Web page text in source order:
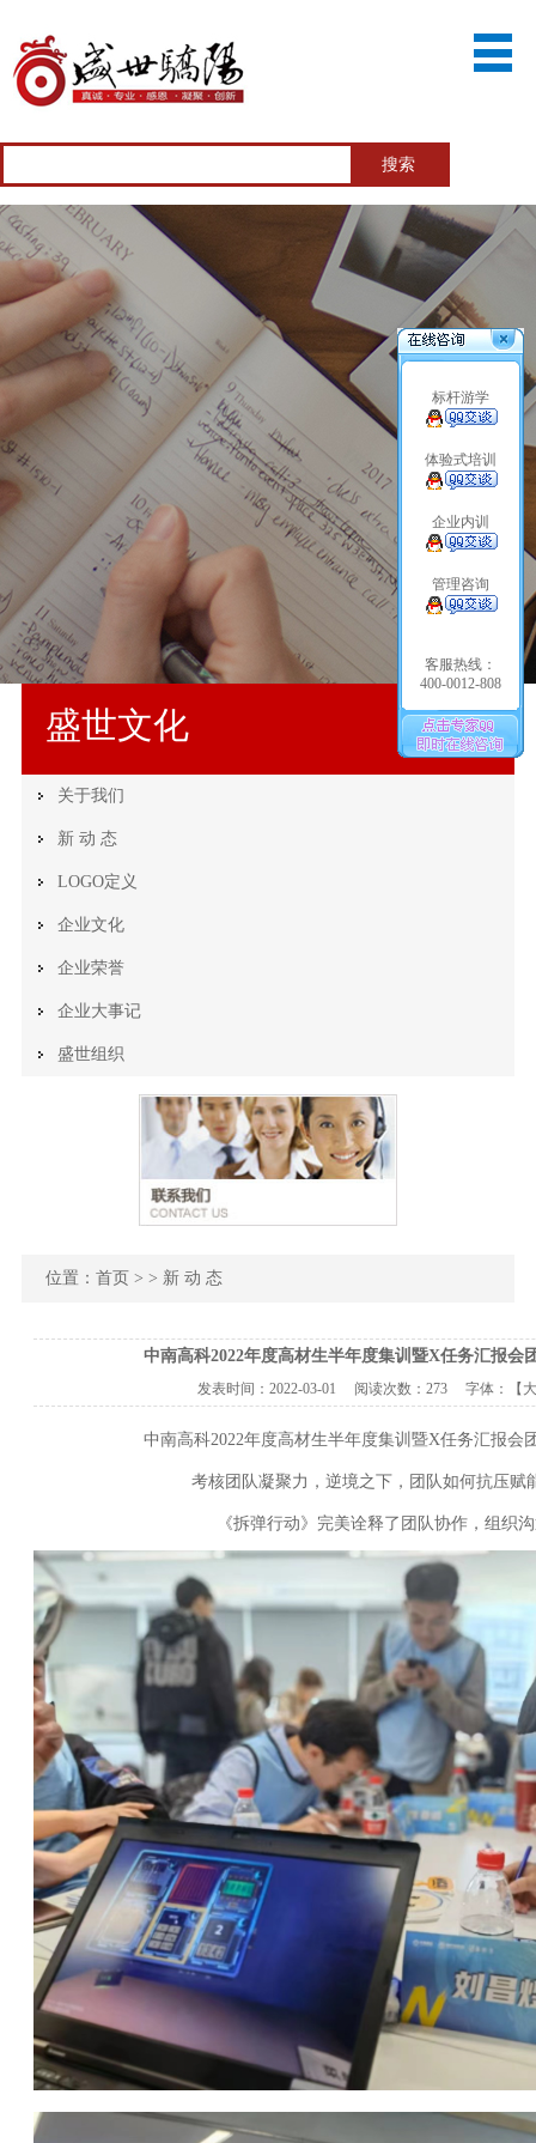
盛世文化
关于我们
新 动 态
LOGO定义
企业文化
企业荣誉
企业大事记
盛世组织
位置： 首页> > 新 动 态
中南高科2022年度高材生半年度集训暨X任务汇报会
发表时间： 2022-03-01 阅读次数： 273 字体：【大
中南高科2022年度高材生半年度集训暨X任务汇报会
考核团队凝聚力，逆境之下，团队如何抗压赋
《拆弹行动》完美诠释了团队协作，组织
标杆游学
体验式培训
企业内训
管理咨询
客服热线：
400-0012-808